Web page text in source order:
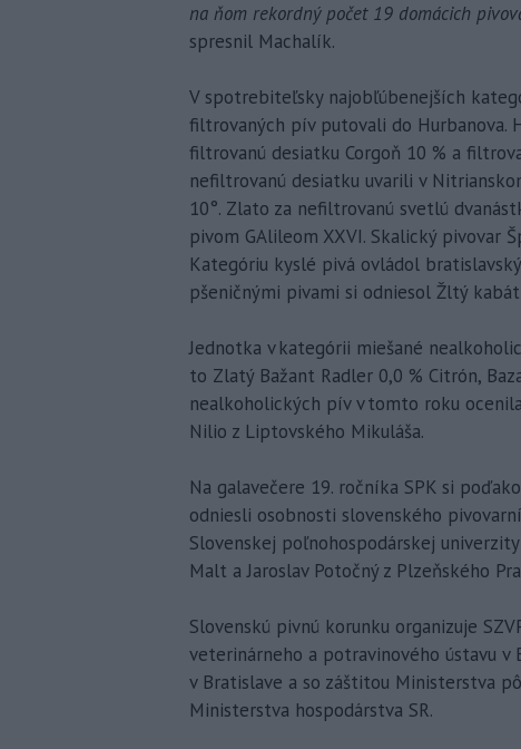
na ňom rekordný počet 19 domácich
spresnil Machalík.
V spotrebiteľsky najobľúbenejších
filtrovaných pív putovali do Hurbanova.
filtrovanú desiatku Corgoň 10 % a
nefiltrovanú desiatku uvarili v
10°. Zlato za nefiltrovanú svetlú
pivom GAlileom XXVI. Skalický pivovar
Kategóriu kyslé pivá ovládol
pšeničnými pivami si odniesol Žltý
Jednotka v kategórii miešané
to Zlatý Bažant Radler 0,0 % Citrón,
nealkoholických pív v tomto roku
Nilio z Liptovského Mikuláša.
Na galavečere 19. ročníka SPK si
odniesli osobnosti slovenského
Slovenskej poľnohospodárskej
Malt a Jaroslav Potočný z Plzeňského
Slovenskú pivnú korunku organizuje
veterinárneho a potravinového ústavu v
v Bratislave a so záštitou Ministerstva
Ministerstva hospodárstva SR.